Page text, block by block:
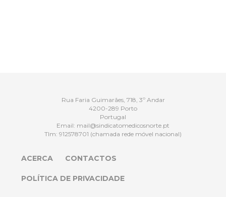
Rua Faria Guimarães, 718, 3º Andar
4200-289 Porto
Portugal
Email: mail@sindicatomedicosnorte.pt
Tlm: 912578701 (chamada rede móvel nacional)
ACERCA CONTACTOS
POLÍTICA DE PRIVACIDADE